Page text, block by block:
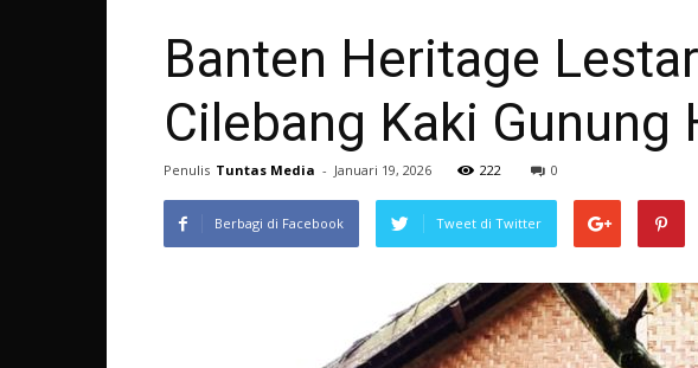
Banten Heritage
Cilebang Kaki Gunung
Penulis Tuntas Media - Januari 19, 2026 222 0
Berbagi di Facebook Tweet di Twitter